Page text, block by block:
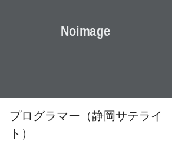
プログラマー（静岡サテライ
ト）